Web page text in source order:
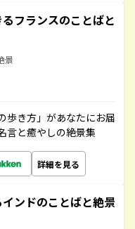
フランスのことばと
景
歩き方」があなたにお届
言と癒やしの絶景集
詳細を見る
ンドのことばと絶景